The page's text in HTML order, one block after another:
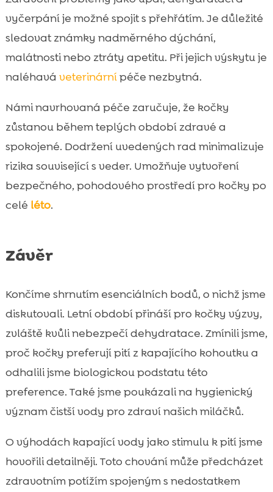
vyčerpání je možné spojit s přehřátím. Je důležité
sledovat známky nadměrného dýchání,
malátnosti nebo ztráty apetitu. Při jejich výskytu je
naléhavá veterinárnípéče nezbytná.
Námi navrhovaná péče zaručuje, že kočky
zůstanou během teplých období zdravé a
spokojené. Dodržení uvedených rad minimalizuje
rizika související s veder. Umožňuje vytvoření
bezpečného, pohodového prostředí pro kočky po
celé léto.
Závěr
Končíme shrnutím esenciálních bodů, o nichž jsme
diskutovali. Letní období přináší pro kočky výzvy,
zvláště kvůli nebezpečí dehydratace. Zmínili jsme,
proč kočky preferují pití z kapajícího kohoutku a
odhalili jsme biologickou podstatu této
preference. Také jsme poukázali na hygienický
význam čistší vody pro zdraví našich miláčků.
O výhodách kapající vody jako stimulu k pití jsme
hovořili detailněji. Toto chování může předcházet
zdravotním potížím spojeným s nedostatkem